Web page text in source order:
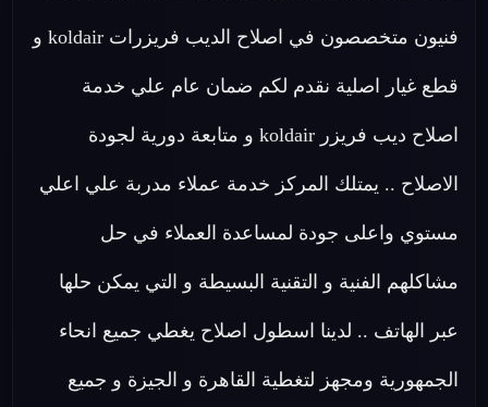
فنيون متخصصون في اصلاح الديب فريزرات koldair و
قطع غيار اصلية نقدم لكم ضمان عام علي خدمة
اصلاح ديب فريزر koldair و متابعة دورية لجودة
الاصلاح .. يمتلك المركز خدمة عملاء مدربة علي اعلي
مستوي واعلى جودة لمساعدة العملاء في حل
مشاكلهم الفنية و التقنية البسيطة و التي يمكن حلها
عبر الهاتف .. لدينا اسطول اصلاح يغطي جميع انحاء
الجمهورية ومجهز لتغطية القاهرة و الجيزة و جميع